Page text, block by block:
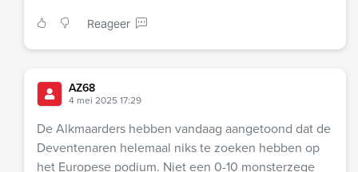
Reageer
AZ68
4 mei 2025 17:29
De Alkmaarders hebben vandaag aangetoond dat de
Deventenaren helemaal niks te zoeken hebben op
het Europese podium. Niet een 0-10 monsterzege